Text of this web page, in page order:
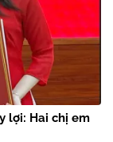
lợi: Hai chị em